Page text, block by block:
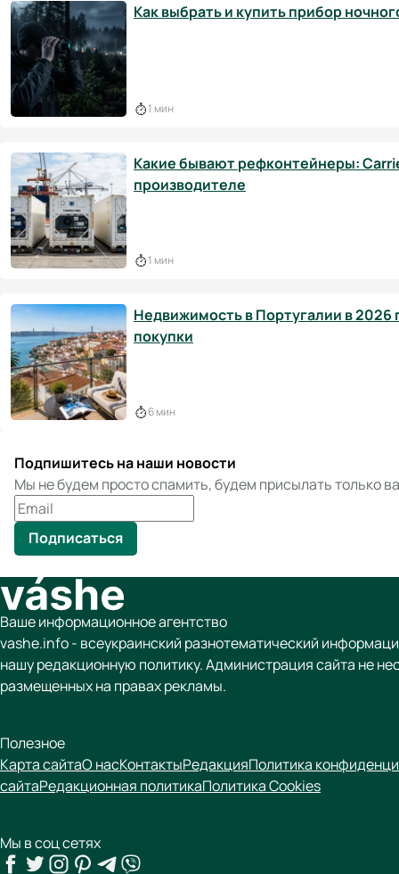
Как выбрать и купить прибор
1 мин
Какие бывают рефконтейнеры:
производителе
1 мин
Недвижимость в Португалии в 2026
покупки
6 мин
Подпишитесь на наши новости
Мы не будем просто спамить, будем присылать только
Подписаться
Ваше информационное агентство
vashe.info - всеукраинский разнотематический
нашу редакционную политику. Администрация сайта не
размещенных на правах рекламы.
Полезное
Карта сайтаО насКонтактыРедакцияПолитика
сайтаРедакционная политикаПолитика Cookies
Мы в соц сетях